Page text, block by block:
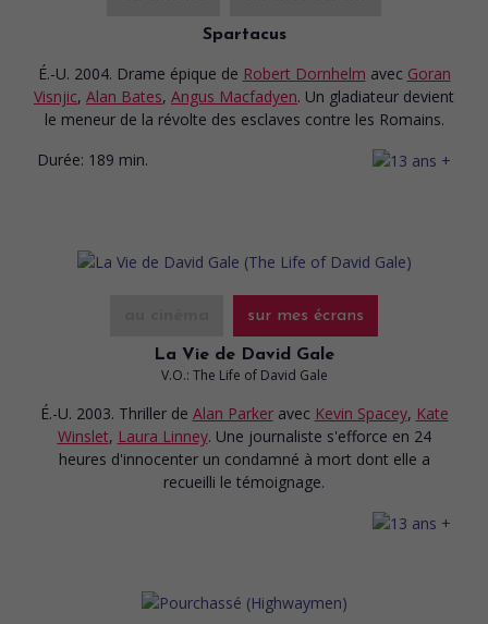
Spartacus
É.-U. 2004. Drame épique de Robert Dornhelm avec Goran
Visnjic, Alan Bates, Angus Macfadyen. Un gladiateur devient
le meneur de la révolte des esclaves contre les Romains.
Durée: 189 min.
sur mes écrans
La Vie de David Gale
V.O.: The Life of David Gale
É.-U. 2003. Thriller de Alan Parker avec Kevin Spacey, Kate
Winslet, Laura Linney. Une journaliste s'efforce en 24
heures d'innocenter un condamné à mort dont elle a
recueilli le témoignage.